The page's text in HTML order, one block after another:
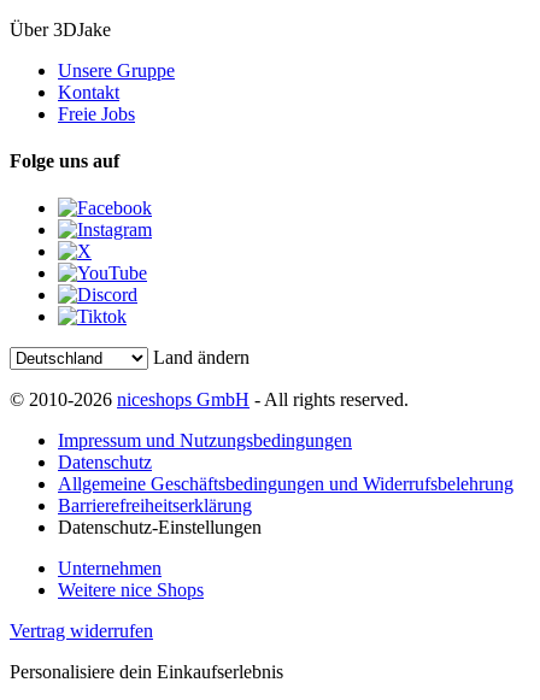
Über 3DJake
Unsere Gruppe
Kontakt
Freie Jobs
Folge uns auf
Land ändern
© 2010-2026 niceshops GmbH - All rights reserved.
Impressum und Nutzungsbedingungen
Datenschutz
Allgemeine Geschäftsbedingungen und Widerrufsbelehrung
Barrierefreiheitserklärung
Datenschutz-Einstellungen
Unternehmen
Weitere nice Shops
Vertrag widerrufen
Personalisiere dein Einkaufserlebnis